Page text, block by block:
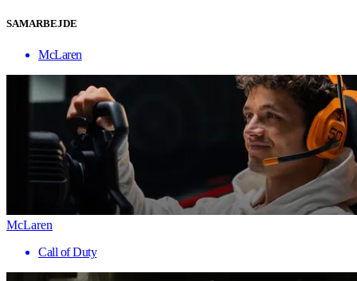
SAMARBEJDE
McLaren
McLaren
Call of Duty